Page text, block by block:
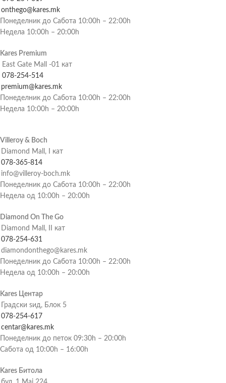
onthego@kares.mk
Понеделник до Сабота 10:00h – 22:00h
Недела 10:00h – 20:00h
Kares Premium
East Gate Mall -01 кат
078-254-514
premium@kares.mk
Понеделник до Сабота 10:00h – 22:00h
Недела 10:00h – 20:00h
Villeroy & Boch
Diamond Mall, I кат
078-365-814
info@villeroy-boch.mk
Понеделник до Сабота 10:00h – 22:00h
Недела од 10:00h – 20:00h
Diamond On The Go
Diamond Mall, II кат
078-254-631
diamondonthego@kares.mk
Понеделник до Сабота 10:00h – 22:00h
Недела од 10:00h – 20:00h
Kares Центар
Градски ѕид, Блок 5
078-254-617
centar@kares.mk
Понеделник до петок 09:30h – 20:00h
Сабота од 10:00h – 16:00h
Kares Битола